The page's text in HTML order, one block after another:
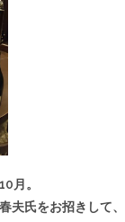
月。
夫氏をお招きして、